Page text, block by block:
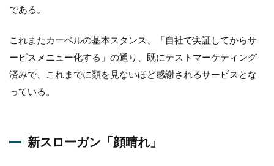
通
事
被
害
で
お
金
を
ら
である。
これまたカーベルの基本スタンス、「自社で実証してからサ
ービスメニュー化する」の通り、既にテストマーケティング
済みで、これまでに類を見ないほど感謝されるサービスとな
っている。
新スローガン「顔晴れ」